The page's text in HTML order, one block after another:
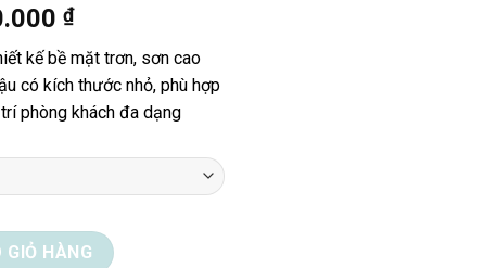
₫Khoảng
từ
2.910.000 ₫
đến
kế bề mặt trơn, sơn cao
có kích thước nhỏ, phù hợp
phòng khách đa dạng
số lượng
GIỎ HÀNG